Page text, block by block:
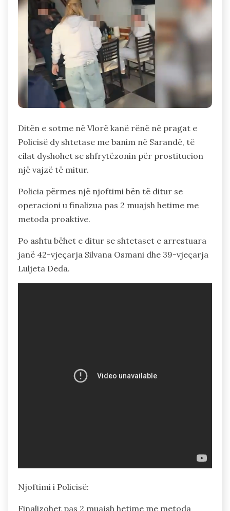
Ditën e sotme në Vlorë kanë rënë në pragat e
Policisë dy shtetase me banim në Sarandë, të
cilat dyshohet se shfrytëzonin për prostitucion
një vajzë të mitur.
Policia përmes një njoftimi bën të ditur se
operacioni u finalizua pas 2 muajsh hetime me
metoda proaktive.
Po ashtu bëhet e ditur se shtetaset e arrestuara
janë 42-vjeçarja Silvana Osmani dhe 39-vjeçarja
Luljeta Deda.
Njoftimi i Policisë:
Finalizohet pas 2 muajsh hetime me metoda